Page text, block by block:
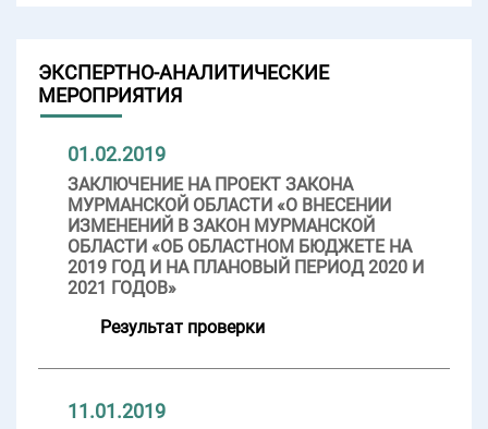
ЭКСПЕРТНО-АНАЛИТИЧЕСКИЕ
МЕРОПРИЯТИЯ
01.02.2019
ЗАКЛЮЧЕНИЕ НА ПРОЕКТ ЗАКОНА
МУРМАНСКОЙ ОБЛАСТИ «О ВНЕСЕНИИ
ИЗМЕНЕНИЙ В ЗАКОН МУРМАНСКОЙ
ОБЛАСТИ «ОБ ОБЛАСТНОМ БЮДЖЕТЕ НА
2019 ГОД И НА ПЛАНОВЫЙ ПЕРИОД 2020 И
2021 ГОДОВ»
Результат проверки
11.01.2019